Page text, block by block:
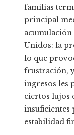
familias
principal
acumulación
Unidos: la
lo que
frustración,
ingresos les
ciertos lujos
insuficientes
estabilidad